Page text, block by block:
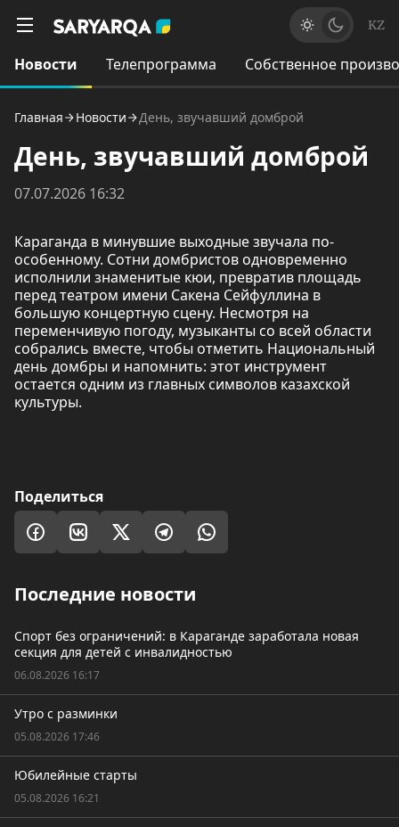
KZ
Новости Телепрограмма Собственное
Главная Новости День, звучавший домброй
День, звучавший домброй
07.07.2026 16:32
Караганда в минувшие выходные звучала по-
особенному. Сотни домбристов одновременно
исполнили знаменитые кюи, превратив площадь
перед театром имени Сакена Сейфуллина в
большую концертную сцену. Несмотря на
переменчивую погоду, музыканты со всей области
собрались вместе, чтобы отметить Национальный
день домбры и напомнить: этот инструмент
остается одним из главных символов казахской
культуры.
Поделиться
Последние новости
Спорт без ограничений: в Караганде заработала новая
секция для детей с инвалидностью
06.08.2026 16:17
Утро с разминки
05.08.2026 17:46
Юбилейные старты
05.08.2026 16:21